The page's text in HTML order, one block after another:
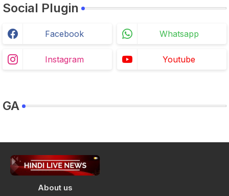
Social Plugin
Facebook Whatsapp
Instagram Youtube
GA
About us